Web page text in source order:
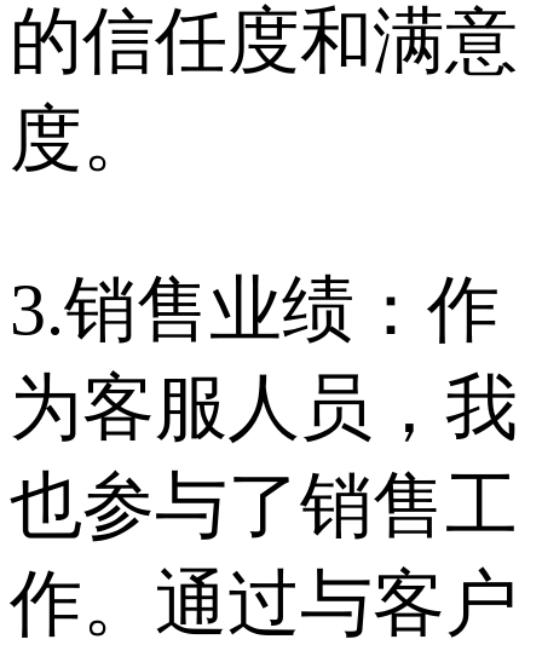
的信任度和满意
度。
3.销售业绩：作
为客服人员，我
也参与了销售工
作。通过与客户